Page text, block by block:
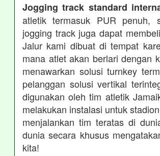
Jogging track standard
atletik termasuk PUR penuh,
jogging track juga dapat
Jalur kami dibuat di tempat
mana atlet akan berlari dengan
menawarkan solusi turnkey
pelanggan solusi vertikal
digunakan oleh tim atletik
melakukan instalasi untuk
menjalankan tim teratas di
dunia secara khusus
kita!